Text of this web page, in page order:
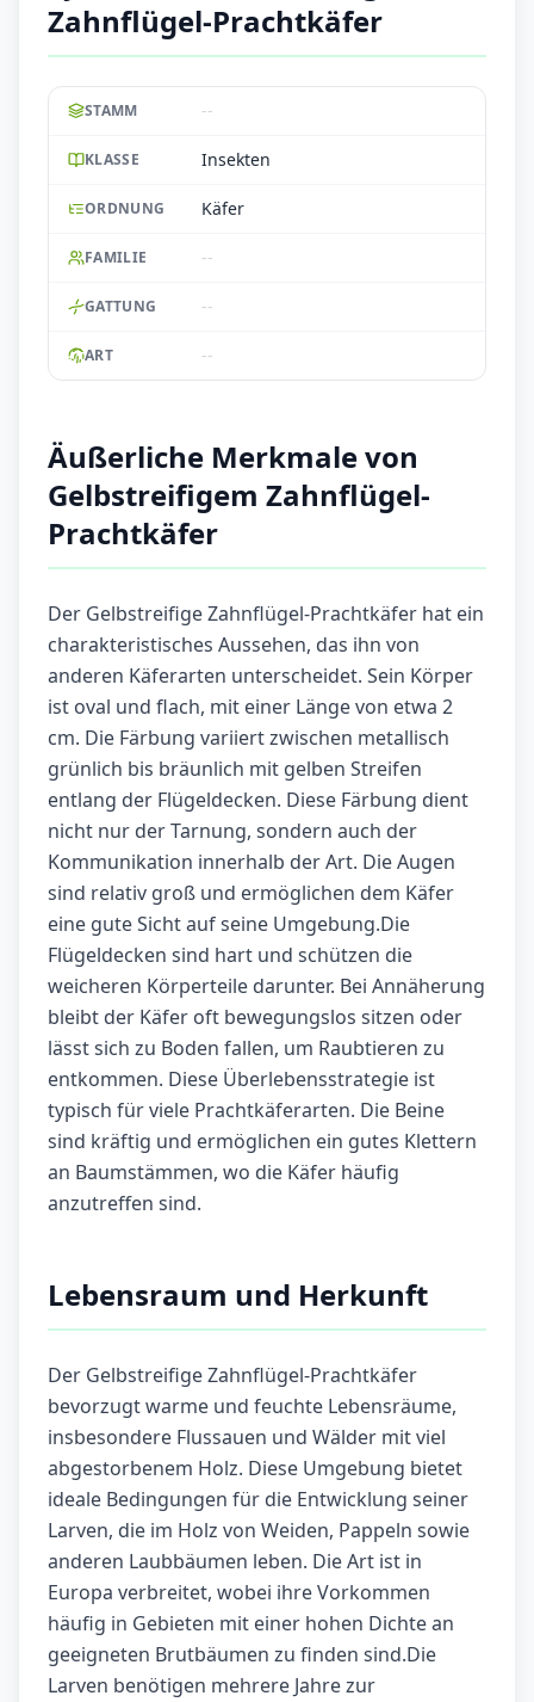
Zahnflügel-Prachtkäfer
STAMM --
KLASSE Insekten
ORDNUNG Käfer
FAMILIE --
GATTUNG --
ART --
Äußerliche Merkmale von
Gelbstreifigem Zahnflügel-
Prachtkäfer
Der Gelbstreifige Zahnflügel-Prachtkäfer hat ein
charakteristisches Aussehen, das ihn von
anderen Käferarten unterscheidet. Sein Körper
ist oval und flach, mit einer Länge von etwa 2
cm. Die Färbung variiert zwischen metallisch
grünlich bis bräunlich mit gelben Streifen
entlang der Flügeldecken. Diese Färbung dient
nicht nur der Tarnung, sondern auch der
Kommunikation innerhalb der Art. Die Augen
sind relativ groß und ermöglichen dem Käfer
eine gute Sicht auf seine Umgebung.Die
Flügeldecken sind hart und schützen die
weicheren Körperteile darunter. Bei Annäherung
bleibt der Käfer oft bewegungslos sitzen oder
lässt sich zu Boden fallen, um Raubtieren zu
entkommen. Diese Überlebensstrategie ist
typisch für viele Prachtkäferarten. Die Beine
sind kräftig und ermöglichen ein gutes Klettern
an Baumstämmen, wo die Käfer häufig
anzutreffen sind.
Lebensraum und Herkunft
Der Gelbstreifige Zahnflügel-Prachtkäfer
bevorzugt warme und feuchte Lebensräume,
insbesondere Flussauen und Wälder mit viel
abgestorbenem Holz. Diese Umgebung bietet
ideale Bedingungen für die Entwicklung seiner
Larven, die im Holz von Weiden, Pappeln sowie
anderen Laubbäumen leben. Die Art ist in
Europa verbreitet, wobei ihre Vorkommen
häufig in Gebieten mit einer hohen Dichte an
geeigneten Brutbäumen zu finden sind.Die
Larven benötigen mehrere Jahre zur